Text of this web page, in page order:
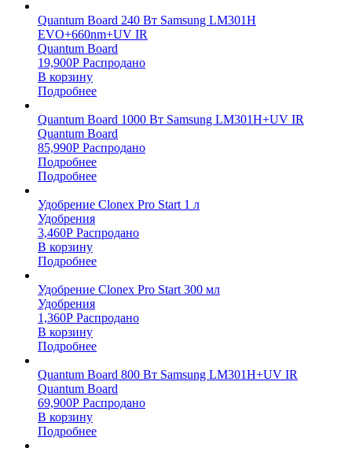
Quantum Board 240 Вт Samsung LM301H
EVO+660nm+UV IR
Quantum Board
19,900Р Распродано
В корзину
Подробнее
Quantum Board 1000 Вт Samsung LM301H+UV IR
Quantum Board
85,990Р Распродано
Подробнее
Подробнее
Удобрение Clonex Pro Start 1 л
Удобрения
3,460Р Распродано
В корзину
Подробнее
Удобрение Clonex Pro Start 300 мл
Удобрения
1,360Р Распродано
В корзину
Подробнее
Quantum Board 800 Вт Samsung LM301H+UV IR
Quantum Board
69,900Р Распродано
В корзину
Подробнее